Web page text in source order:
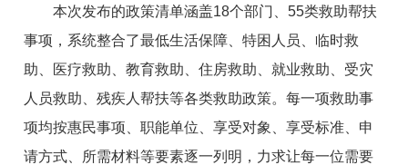
本次发布的政策清单涵盖18个部门、55类救助帮扶
事项，系统整合了最低生活保障、特困人员、临时救
助、医疗救助、教育救助、住房救助、就业救助、受灾
人员救助、残疾人帮扶等各类救助政策。每一项救助事
项均按惠民事项、职能单位、享受对象、享受标准、申
请方式、所需材料等要素逐一列明，力求让每一位需要